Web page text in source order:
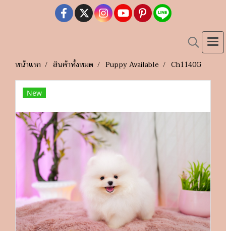
หน้าแรก สินค้าทั้งหมด Puppy Available Ch1140G
New